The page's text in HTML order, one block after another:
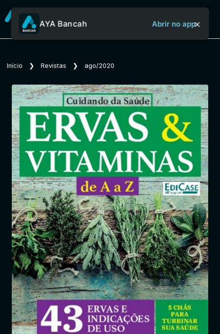
Sobre o Aya Bancah
Início
Revistas
Jornais
Notícias
Entrar
AYA Bancah Abrir no app×
Início ❯ Revistas ❯ ago/2020